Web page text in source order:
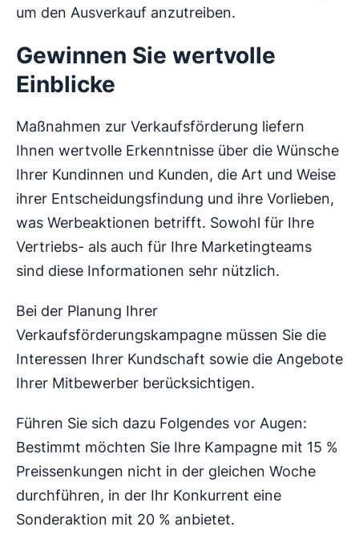
um den Ausverkauf anzutreiben.
Gewinnen Sie wertvolle
Einblicke
Maßnahmen zur Verkaufsförderung liefern
Ihnen wertvolle Erkenntnisse über die Wünsche
Ihrer Kundinnen und Kunden, die Art und Weise
ihrer Entscheidungsfindung und ihre Vorlieben,
was Werbeaktionen betrifft. Sowohl für Ihre
Vertriebs- als auch für Ihre Marketingteams
sind diese Informationen sehr nützlich.
Bei der Planung Ihrer
Verkaufsförderungskampagne müssen Sie die
Interessen Ihrer Kundschaft sowie die Angebote
Ihrer Mitbewerber berücksichtigen.
Führen Sie sich dazu Folgendes vor Augen:
Bestimmt möchten Sie Ihre Kampagne mit 15 %
Preissenkungen nicht in der gleichen Woche
durchführen, in der Ihr Konkurrent eine
Sonderaktion mit 20 % anbietet.